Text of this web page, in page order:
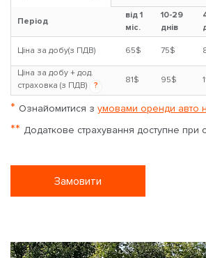
Період
від 1
міс.
10-29
днів
Ціна за добу(з ПДВ) 65$ 75$
Ціна за добу + дод.
страховка (з ПДВ)
?
81$ 95$
* Ознайомитися з умовами оренди авто
** Додаткове страхування доступне при
Замовити